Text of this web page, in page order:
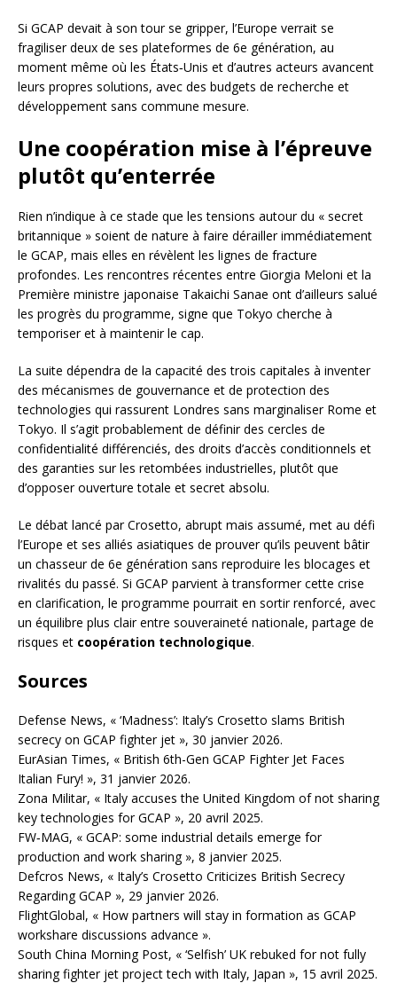
Si GCAP devait à son tour se gripper, l’Europe verrait se
fragiliser deux de ses plateformes de 6e génération, au
moment même où les États‑Unis et d’autres acteurs avancent
leurs propres solutions, avec des budgets de recherche et
développement sans commune mesure.
Une coopération mise à l’épreuve
plutôt qu’enter­rée
Rien n’indique à ce stade que les tensions autour du « secret
britannique » soient de nature à faire dérailler immédiatement
le GCAP, mais elles en révèlent les lignes de fracture
profondes. Les rencontres récentes entre Giorgia Meloni et la
Première ministre japonaise Takaichi Sanae ont d’ailleurs salué
les progrès du programme, signe que Tokyo cherche à
temporiser et à maintenir le cap.
La suite dépendra de la capacité des trois capitales à inventer
des mécanismes de gouvernance et de protection des
technologies qui rassurent Londres sans marginaliser Rome et
Tokyo. Il s’agit probablement de définir des cercles de
confidentialité différenciés, des droits d’accès conditionnels et
des garanties sur les retombées industrielles, plutôt que
d’opposer ouverture totale et secret absolu.
Le débat lancé par Crosetto, abrupt mais assumé, met au défi
l’Europe et ses alliés asiatiques de prouver qu’ils peuvent bâtir
un chasseur de 6e génération sans reproduire les blocages et
rivalités du passé. Si GCAP parvient à transformer cette crise
en clarification, le programme pourrait en sortir renforcé, avec
un équilibre plus clair entre souveraineté nationale, partage de
risques et coopération technologique.
Sources
Defense News, « ‘Madness’: Italy’s Crosetto slams British
secrecy on GCAP fighter jet », 30 janvier 2026.
EurAsian Times, « British 6th-Gen GCAP Fighter Jet Faces
Italian Fury! », 31 janvier 2026.
Zona Militar, « Italy accuses the United Kingdom of not sharing
key technologies for GCAP », 20 avril 2025.
FW‑MAG, « GCAP: some industrial details emerge for
production and work sharing », 8 janvier 2025.
Defcros News, « Italy’s Crosetto Criticizes British Secrecy
Regarding GCAP », 29 janvier 2026.
FlightGlobal, « How partners will stay in formation as GCAP
workshare discussions advance ».
South China Morning Post, « ‘Selfish’ UK rebuked for not fully
sharing fighter jet project tech with Italy, Japan », 15 avril 2025.